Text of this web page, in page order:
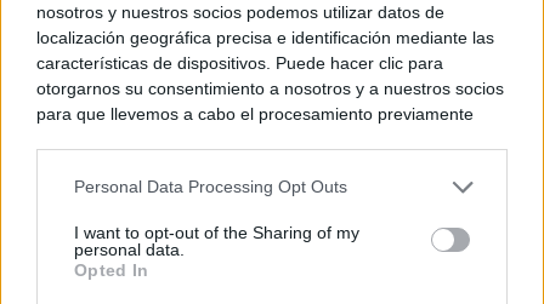
nosotros y nuestros socios podemos utilizar datos de
localización geográfica precisa e identificación mediante las
características de dispositivos. Puede hacer clic para
otorgarnos su consentimiento a nosotros y a nuestros socios
para que llevemos a cabo el procesamiento previamente
negar su consentimiento. Tenga en cuenta que algún
de su consentimiento, pero usted tiene el derecho de
rechazar tal procesamiento. Sus preferencias se aplicarán
Personal Data Processing Opt Outs
I want to opt-out of the Sharing of my
personal data.
Opted In